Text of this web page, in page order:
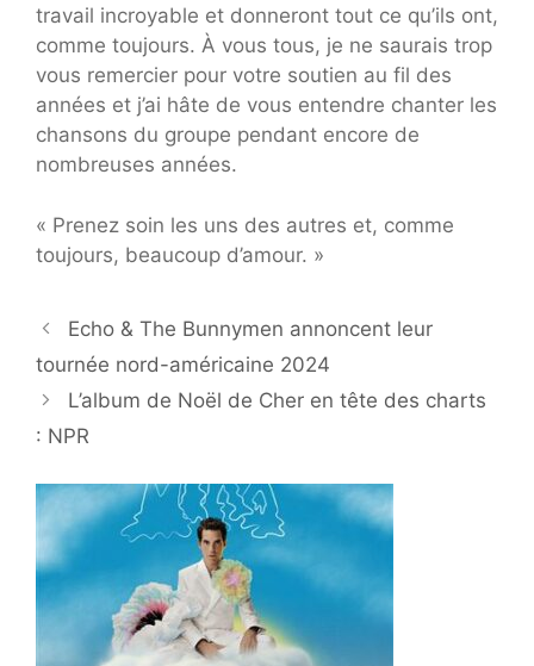
travail incroyable et donneront tout ce qu’ils ont,
comme toujours. À vous tous, je ne saurais trop
vous remercier pour votre soutien au fil des
années et j’ai hâte de vous entendre chanter les
chansons du groupe pendant encore de
nombreuses années.
« Prenez soin les uns des autres et, comme
toujours, beaucoup d’amour. »
Echo & The Bunnymen annoncent leur
tournée nord-américaine 2024
L’album de Noël de Cher en tête des charts
: NPR